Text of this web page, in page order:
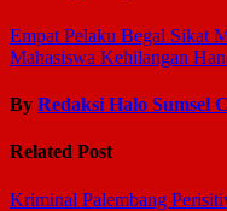
Empat Pelaku Begal Sikat
Mahasiswa Kehilangan
By Redaksi Halo Sumsel
Related Post
Kriminal Palembang